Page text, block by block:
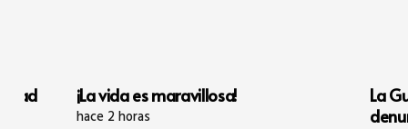
La Guardia Civil
denuncia telemática para la